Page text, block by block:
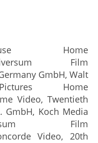
Home
Film
GmbH, Walt
Home
Video, Twentieth
GmbH, Koch Media
Film
Video, 20th